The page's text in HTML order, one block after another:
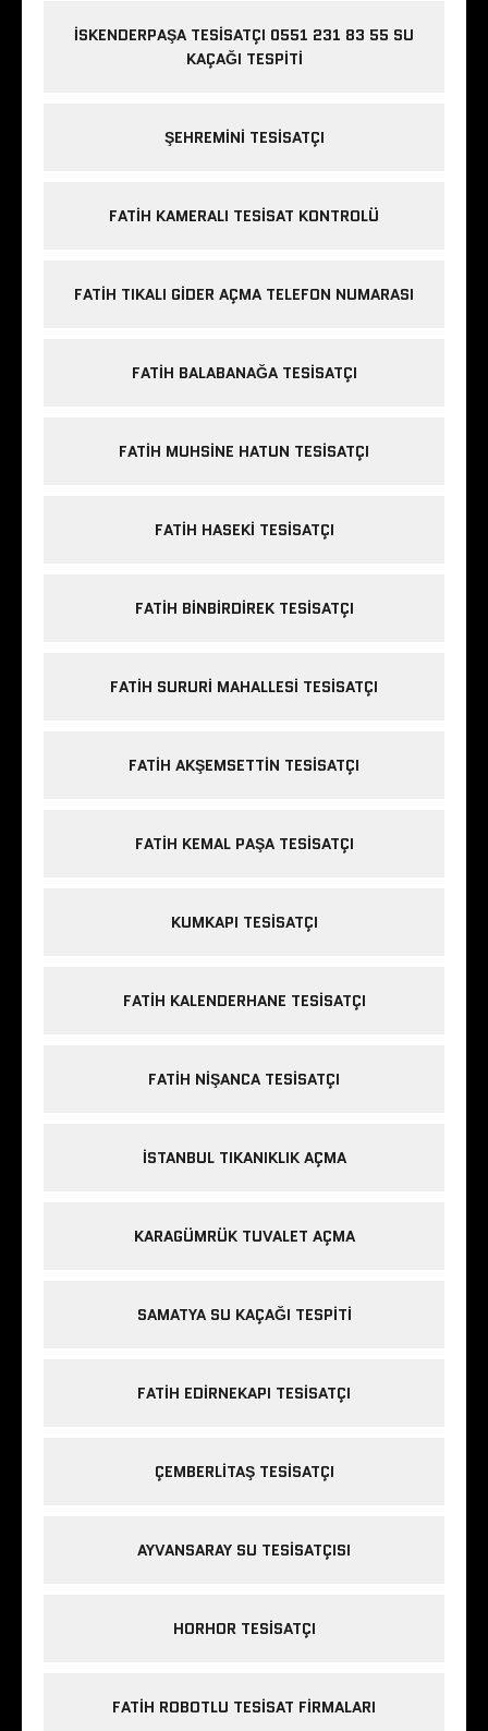
İSKENDERPAŞA TESISATÇI 0551 231 83 55 SU
KAÇAĞI TESPITI
ŞEHREMINI TESISATÇI
FATIH KAMERALI TESISAT KONTROLÜ
FATIH TIKALI GIDER AÇMA TELEFON NUMARASI
FATIH BALABANAĞA TESISATÇI
FATIH MUHSINE HATUN TESISATÇI
FATIH HASEKI TESISATÇI
FATIH BINBIRDIREK TESISATÇI
FATIH SURURI MAHALLESI TESISATÇI
FATIH AKŞEMSETTIN TESISATÇI
FATIH KEMAL PAŞA TESISATÇI
KUMKAPI TESISATÇI
FATIH KALENDERHANE TESISATÇI
FATIH NIŞANCA TESISATÇI
ISTANBUL TIKANIKLIK AÇMA
KARAGÜMRÜK TUVALET AÇMA
SAMATYA SU KAÇAĞI TESPITI
FATIH EDIRNEKAPI TESISATÇI
ÇEMBERLITAŞ TESISATÇI
AYVANSARAY SU TESISATÇISI
HORHOR TESISATÇI
FATIH ROBOTLU TESISAT FIRMALARI